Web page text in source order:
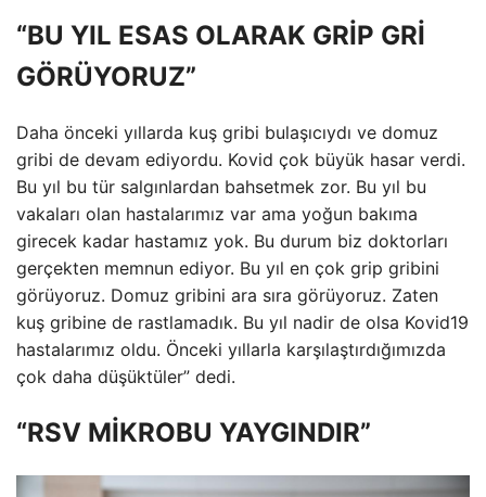
“BU YIL ESAS OLARAK GRİP GRİ
GÖRÜYORUZ”
Daha önceki yıllarda kuş gribi bulaşıcıydı ve domuz
gribi de devam ediyordu. Kovid çok büyük hasar verdi.
Bu yıl bu tür salgınlardan bahsetmek zor. Bu yıl bu
vakaları olan hastalarımız var ama yoğun bakıma
girecek kadar hastamız yok. Bu durum biz doktorları
gerçekten memnun ediyor. Bu yıl en çok grip gribini
görüyoruz. Domuz gribini ara sıra görüyoruz. Zaten
kuş gribine de rastlamadık. Bu yıl nadir de olsa Kovid19
hastalarımız oldu. Önceki yıllarla karşılaştırdığımızda
çok daha düşüktüler” dedi.
“RSV MİKROBU YAYGINDIR”